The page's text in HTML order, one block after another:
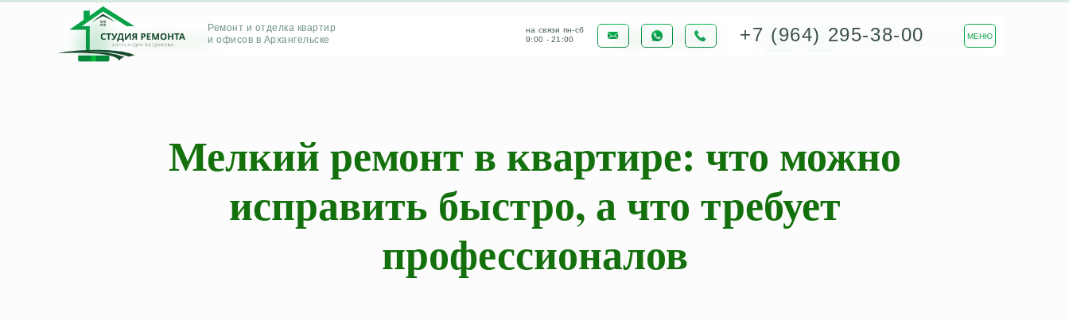
Ремонт и отделка квартир
и офисов в Архангельске
на связи пн-сб
9:00 - 21:00
+7 (964) 295-38-00 МЕНЮ
+7 (964) 295-38-00
ГЛАВНАЯ ВСЕ СТАТЬИ
Мелкий ремонт в квартире: что можно
исправить быстро, а что требует
профессионалов